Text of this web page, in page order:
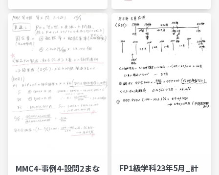
MMC4-事例4-設問2まな
FP1級学科23年5月_計